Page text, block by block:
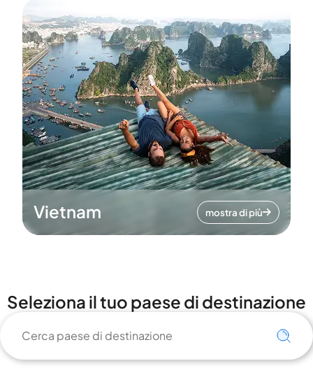
Vietnam mostra di più
Seleziona il tuo paese di destinazione